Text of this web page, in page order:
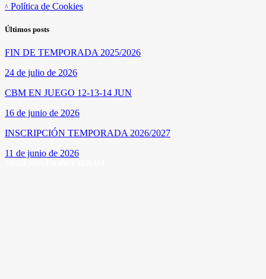
Política de Cookies
Últimos posts
FIN DE TEMPORADA 2025/2026
24 de julio de 2026
CBM EN JUEGO 12-13-14 JUN
16 de junio de 2026
INSCRIPCIÓN TEMPORADA 2026/2027
11 de junio de 2026